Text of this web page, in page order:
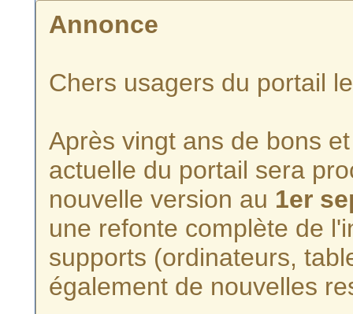
Annonce
Chers usagers du portail
Après vingt ans de bons
actuelle du portail sera
nouvelle version au 1er
une refonte complète de
supports (ordinateurs,
également de nouvelles